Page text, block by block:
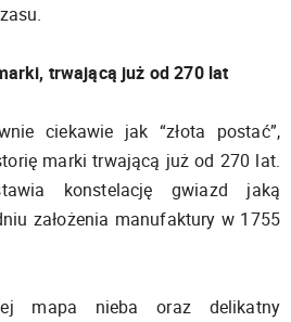
trwającą już od 270 lat
ciekawie jak “złota postać”,
marki trwającą już od 270 lat.
konstelację gwiazd jaką
założenia manufaktury w 1755
mapa nieba oraz delikatny